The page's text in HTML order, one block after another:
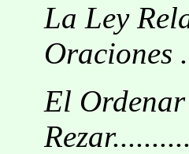
La Ley
Oraciones
El